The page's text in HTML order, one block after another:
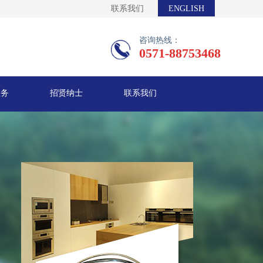
联系我们 ENGLISH
咨询热线：
0571-88753468
招贤纳士 联系我们